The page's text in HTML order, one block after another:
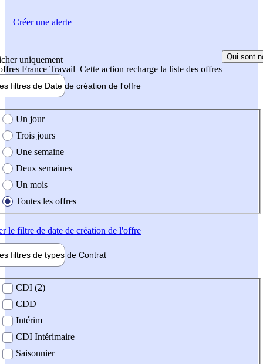
uniquement
France Travail Cette action recharge la liste des offres
Qui sont
filtres de Date de création de l'offre
création de l'offre
Un jour
Trois jours
Une semaine
Deux semaines
Un mois
Toutes les offres
le filtre de date de création de l'offre
filtres de types de Contrat
contrat
CDI (2)
CDD
Intérim
CDI Intérimaire
Saisonnier
Créer une alerte